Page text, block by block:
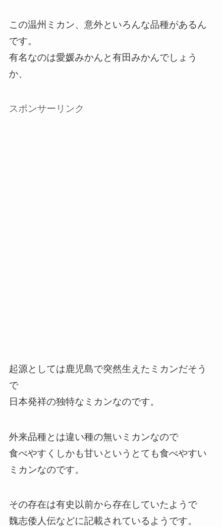
この温州ミカン、意外といろんな品種があるん
です。
有名なのは愛媛みかんと有田みかんでしょう
か、
スポンサーリンク
起源としては鹿児島で突然生えたミカンだそう
で
日本発祥の独特なミカンなのです。
外来品種とは違い種の無いミカンなので
食べやすくしかも甘いというとても食べやすい
ミカンなのです。
その存在は有史以前から存在していたようで
魏志倭人伝などに記載されているようです。